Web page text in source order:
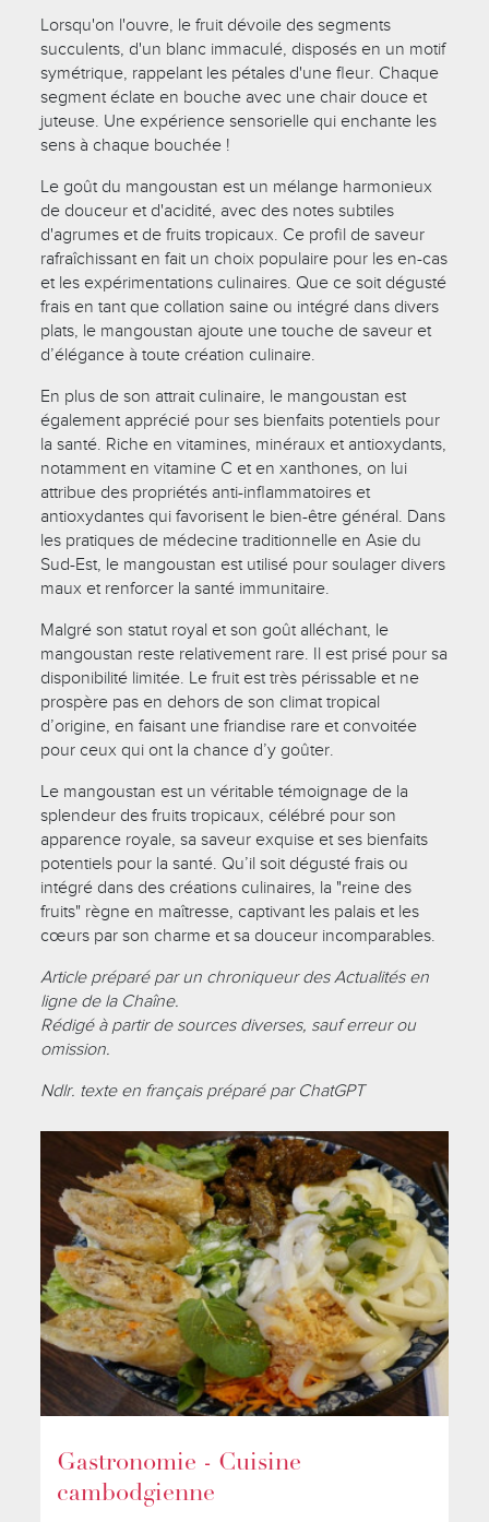
Lorsqu'on l'ouvre, le fruit dévoile des segments
succulents, d'un blanc immaculé, disposés en un motif
symétrique, rappelant les pétales d'une fleur. Chaque
segment éclate en bouche avec une chair douce et
juteuse. Une expérience sensorielle qui enchante les
sens à chaque bouchée !
Le goût du mangoustan est un mélange harmonieux
de douceur et d'acidité, avec des notes subtiles
d'agrumes et de fruits tropicaux. Ce profil de saveur
rafraîchissant en fait un choix populaire pour les en-cas
et les expérimentations culinaires. Que ce soit dégusté
frais en tant que collation saine ou intégré dans divers
plats, le mangoustan ajoute une touche de saveur et
d’élégance à toute création culinaire.
En plus de son attrait culinaire, le mangoustan est
également apprécié pour ses bienfaits potentiels pour
la santé. Riche en vitamines, minéraux et antioxydants,
notamment en vitamine C et en xanthones, on lui
attribue des propriétés anti-inflammatoires et
antioxydantes qui favorisent le bien-être général. Dans
les pratiques de médecine traditionnelle en Asie du
Sud-Est, le mangoustan est utilisé pour soulager divers
maux et renforcer la santé immunitaire.
Malgré son statut royal et son goût alléchant, le
mangoustan reste relativement rare. Il est prisé pour sa
disponibilité limitée. Le fruit est très périssable et ne
prospère pas en dehors de son climat tropical
d’origine, en faisant une friandise rare et convoitée
pour ceux qui ont la chance d’y goûter.
Le mangoustan est un véritable témoignage de la
splendeur des fruits tropicaux, célébré pour son
apparence royale, sa saveur exquise et ses bienfaits
potentiels pour la santé. Qu’il soit dégusté frais ou
intégré dans des créations culinaires, la "reine des
fruits" règne en maîtresse, captivant les palais et les
cœurs par son charme et sa douceur incomparables.
Article préparé par un chroniqueur des Actualités en
ligne de la Chaîne.
Rédigé à partir de sources diverses, sauf erreur ou
omission.
Ndlr. texte en français préparé par ChatGPT
Gastronomie - Cuisine
cambodgienne